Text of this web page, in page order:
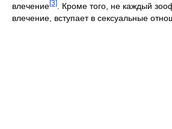
влечение[3]
. Кроме того, не каждый
влечение, вступает в сексуальные